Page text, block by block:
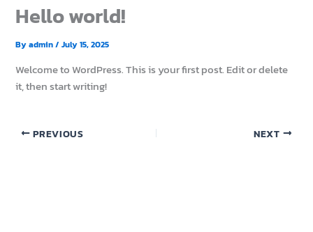
Hello world!
Byadmin/July 15, 2025
Welcome to WordPress. This is your first post. Edit or delete
it, then start writing!
PREVIOUS NEXT